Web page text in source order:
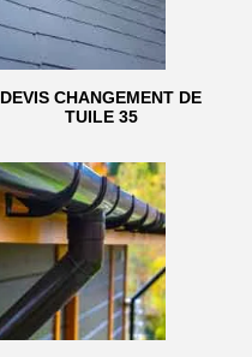
DEVIS CHANGEMENT DE
TUILE 35